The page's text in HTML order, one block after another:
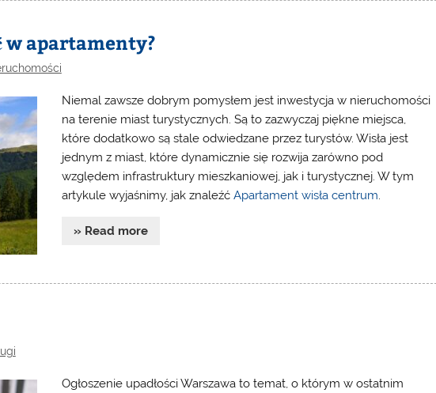
w apartamenty?
Niemal zawsze dobrym pomysłem jest inwestycja w nieruchomości
na terenie miast turystycznych. Są to zazwyczaj piękne miejsca,
które dodatkowo są stale odwiedzane przez turystów. Wisła jest
jednym z miast, które dynamicznie się rozwija zarówno pod
względem infrastruktury mieszkaniowej, jak i turystycznej. W tym
artykule wyjaśnimy, jak znaleźć Apartament wisła centrum.
» Read more
Ogłoszenie upadłości Warszawa to temat, o którym w ostatnim